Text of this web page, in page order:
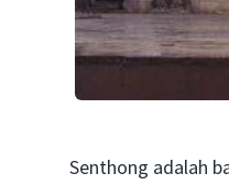
Senthong adalah